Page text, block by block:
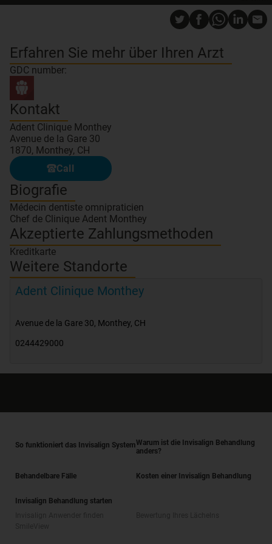
Erfahren Sie mehr über Ihren Arzt
GDC number:
Kontakt
Adent Clinique Monthey
Avenue de la Gare 30
1870, Monthey, CH
Call
Biografie
Médecin dentiste omnipraticien
Chef de Clinique Adent Monthey
Akzeptierte Zahlungsmethoden
Kreditkarte
Weitere Standorte
Adent Clinique Monthey
Avenue de la Gare 30, Monthey, CH
0244429000
So funktioniert das Invisalign SystemWarum ist die Invisalign Behandlung
anders?
Behandelbare Fälle Kosten einer Invisalign Behandlung
Invisalign Behandlung starten